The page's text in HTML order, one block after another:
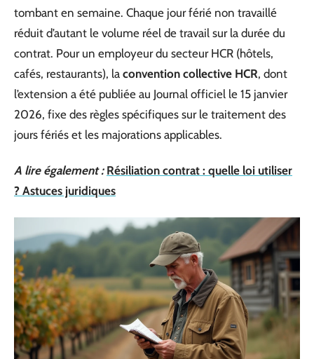
tombant en semaine. Chaque jour férié non travaillé
réduit d’autant le volume réel de travail sur la durée du
contrat. Pour un employeur du secteur HCR (hôtels,
cafés, restaurants), la convention collective HCR, dont
l’extension a été publiée au Journal officiel le 15 janvier
2026, fixe des règles spécifiques sur le traitement des
jours fériés et les majorations applicables.
A lire également : Résiliation contrat : quelle loi utiliser
? Astuces juridiques